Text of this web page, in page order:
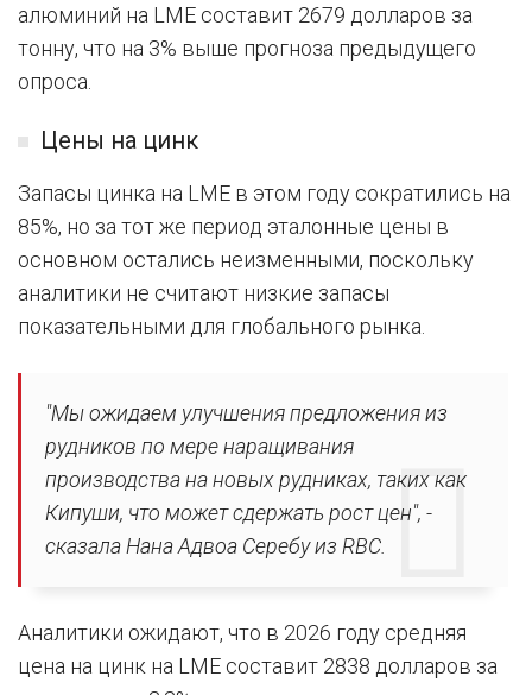
алюминий на LME составит 2679 долларов за
тонну, что на 3% выше прогноза предыдущего
опроса.
Цены на цинк
Запасы цинка на LME в этом году сократились на
85%, но за тот же период эталонные цены в
основном остались неизменными, поскольку
аналитики не считают низкие запасы
показательными для глобального рынка.
"Мы ожидаем улучшения предложения из
рудников по мере наращивания
производства на новых рудниках, таких как
Кипуши, что может сдержать рост цен", -
сказала Нана Адвоа Серебу из RBC.
Аналитики ожидают, что в 2026 году средняя
цена на цинк на LME составит 2838 долларов за